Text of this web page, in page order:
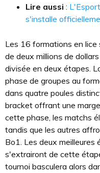
Lire aussi :
s'installe
Les 16 formations en lice
de deux millions de
divisée en deux étapes.
phase de groupes au
dans quatre poules
bracket offrant une
cette phase, les matchs
tandis que les autres
Bo1. Les deux meilleures
s'extrairont de cette
tournoi basculera alors